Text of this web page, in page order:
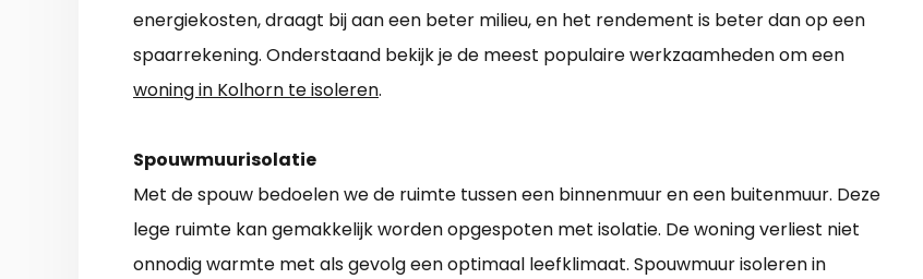
energiekosten, draagt bij aan een beter milieu, en het rendement is beter dan op een
spaarrekening. Onderstaand bekijk je de meest populaire werkzaamheden om een
woning in Kolhorn te isoleren.
Spouwmuurisolatie
Met de spouw bedoelen we de ruimte tussen een binnenmuur en een buitenmuur. Deze
lege ruimte kan gemakkelijk worden opgespoten met isolatie. De woning verliest niet
onnodig warmte met als gevolg een optimaal leefklimaat. Spouwmuur isoleren in